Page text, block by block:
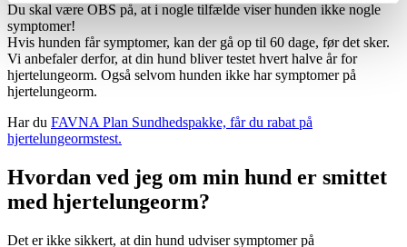
Du skal være OBS på, at i nogle tilfælde viser hunden ikke nogle
symptomer!
Hvis hunden får symptomer, kan der gå op til 60 dage, før det sker.
Vi anbefaler derfor, at din hund bliver testet hvert halve år for
hjertelungeorm. Også selvom hunden ikke har symptomer på
hjertelungeorm.
Har du FAVNA Plan Sundhedspakke, får du rabat på
hjertelungeormstest.
Hvordan ved jeg om min hund er smittet
med hjertelungeorm?
Det er ikke sikkert, at din hund udviser symptomer på